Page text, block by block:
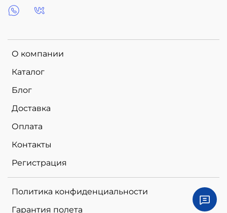
О компании
Каталог
Блог
Доставка
Оплата
Контакты
Регистрация
Политика конфиденциальности
Гарантия полета